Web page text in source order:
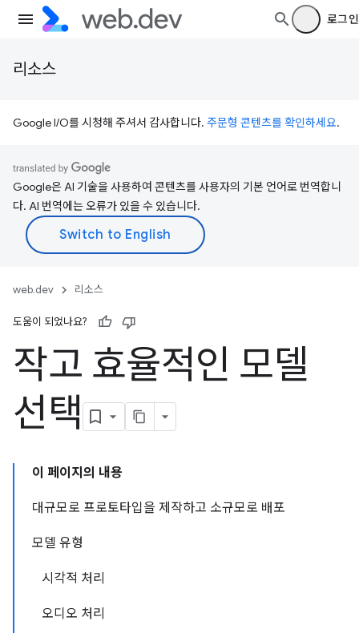
로그인
리소스
Google I/O를 시청해 주셔서 감사합니다. 주문형 콘텐츠를 확인하세요.
Google은 AI 기술을 사용하여 콘텐츠를 사용자의 기본 언어로 번역합니
다. AI 번역에는 오류가 있을 수 있습니다.
web.dev 리소스
도움이 되었나요?
작고 효율적인 모델
선택
이 페이지의 내용
대규모로 프로토타입을 제작하고 소규모로 배포
모델 유형
시각적 처리
오디오 처리